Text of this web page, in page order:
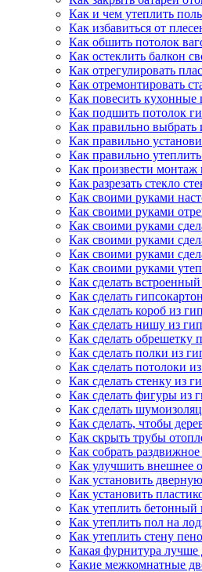
Как и чем утеплить
Как избавиться от
Как обшить потолок
Как остеклить балкон
Как отрегулировать
Как отремонтировать
Как повесить
Как подшить потолок
Как правильно выбрать
Как правильно
Как правильно
Как произвести монтаж
Как разрезать стекло
Как своими руками
Как своими руками
Как своими руками
Как своими руками
Как своими руками
Как своими руками
Как сделать
Как сделать
Как сделать короб из
Как сделать нишу из
Как сделать обрешетку
Как сделать полки из
Как сделать потолоки
Как сделать стенку из
Как сделать фигуры из
Как сделать
Как сделать, чтобы
Как скрыть трубы
Как собрать
Как улучшить внешнее
Как установить
Как установить
Как утеплить бетонный
Как утеплить пол на
Как утеплить стену
Какая фурнитура лучше
Какие межкомнатные